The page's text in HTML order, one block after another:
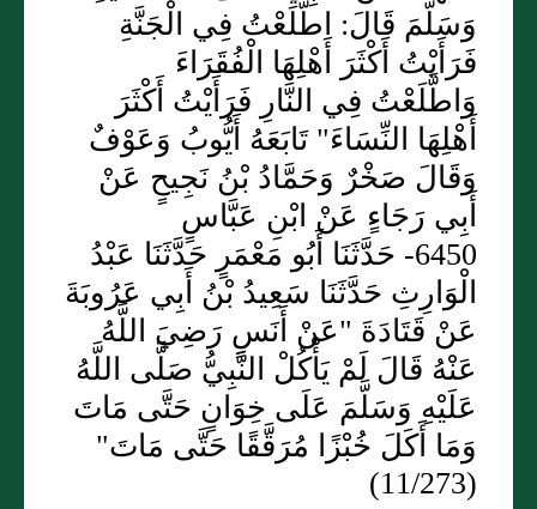
وَسَلَّمَ قَالَ: اطَّلَعْتُ فِي الْجَنَّةِ
فَرَأَيْتُ أَكْثَرَ أَهْلِهَا الْفُقَرَاءَ
وَاطَّلَعْتُ فِي النَّارِ فَرَأَيْتُ أَكْثَرَ
أَهْلِهَا النِّسَاءَ" تَابَعَهُ أَيُّوبُ وَعَوْفٌ
وَقَالَ صَخْرٌ وَحَمَّادُ بْنُ نَجِيحٍ عَنْ
أَبِي رَجَاءٍ عَنْ ابْنِ عَبَّاسٍ
6450- حَدَّثَنَا أَبُو مَعْمَرٍ حَدَّثَنَا عَبْدُ
الْوَارِثِ حَدَّثَنَا سَعِيدُ بْنُ أَبِي عَرُوبَةَ
عَنْ قَتَادَةَ "عَنْ أَنَسٍ رَضِيَ اللَّهُ
عَنْهُ قَالَ لَمْ يَأْكُلْ النَّبِيُّ صَلَّى اللَّهُ
عَلَيْهِ وَسَلَّمَ عَلَى خِوَانٍ حَتَّى مَاتَ
وَمَا أَكَلَ خُبْزًا مُرَقَّقًا حَتَّى مَاتَ"
(11/273)